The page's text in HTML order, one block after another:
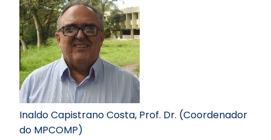
Inaldo Capistrano Costa, Prof. Dr. (Coordenador
do MPCOMP)